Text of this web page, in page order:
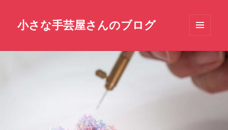
小さな手芸屋さんのブログ
ーとウ